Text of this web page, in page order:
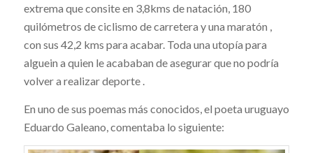
extrema que consite en 3,8kms de natación, 180
quilómetros de ciclismo de carretera y una maratón ,
con sus 42,2 kms para acabar. Toda una utopía para
alguein a quien le acababan de asegurar que no podría
volver a realizar deporte .
En uno de sus poemas más conocidos, el poeta uruguayo
Eduardo Galeano, comentaba lo siguiente: